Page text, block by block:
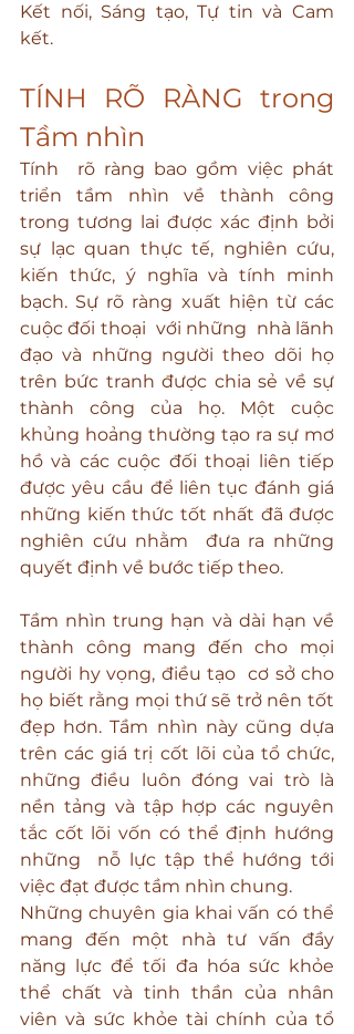
Kết nối, Sáng tạo, Tự tin và Cam
kết.
TÍNH RÕ RÀNG trong
Tầm nhìn
Tính  rõ ràng bao gồm việc phát
triển tầm nhìn về thành công
trong tương lai được xác định bởi
sự lạc quan thực tế, nghiên cứu,
kiến thức, ý nghĩa và tính minh
bạch. Sự rõ ràng xuất hiện từ các
cuộc đối thoại  với những  nhà lãnh
đạo và những người theo dõi họ
trên bức tranh được chia sẻ về sự
thành công của họ. Một cuộc
khủng hoảng thường tạo ra sự mơ
hồ và các cuộc đối thoại liên tiếp
được yêu cầu để liên tục đánh giá
những kiến thức tốt nhất đã được
nghiên cứu nhằm  đưa ra những
quyết định về bước tiếp theo.
Tầm nhìn trung hạn và dài hạn về
thành công mang đến cho mọi
người hy vọng, điều tạo  cơ sở cho
họ biết rằng mọi thứ sẽ trở nên tốt
đẹp hơn. Tầm nhìn này cũng dựa
trên các giá trị cốt lõi của tổ chức,
những điều luôn đóng vai trò là
nền tảng và tập hợp các nguyên
tắc cốt lõi vốn có thể định hướng
những  nỗ lực tập thể hướng tới
việc đạt được tầm nhìn chung.
Những chuyên gia khai vấn có thể
mang đến một nhà tư vấn đầy
năng lực để tối đa hóa sức khỏe
thể chất và tinh thần của nhân
viên và sức khỏe tài chính của tổ